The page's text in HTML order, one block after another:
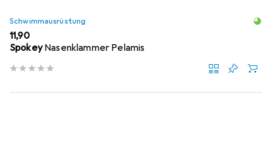
Schwimmausrüstung
EUR
11,90
Spokey Nasenklammer Pelamis